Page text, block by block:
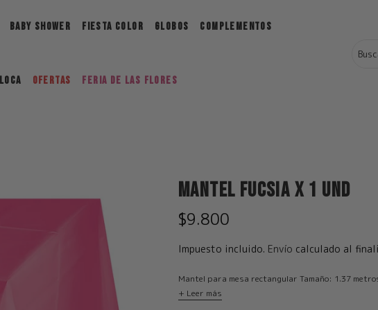
BABY SHOWER FIESTA COLOR GLOBOS COMPLEMENTOS
Ofertas FERIA DE LAS FLORES
Mantel Fucsia x 1 und
$9.800
Impuesto incluido. Envío calculado al
Mantel para mesa rectangular Tamaño: 1.37
+ Leer más